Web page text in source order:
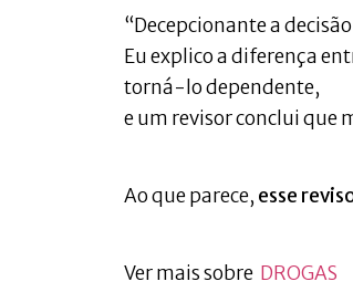
“Decepcionante a
Eu explico a diferença
torná-lo dependente,
e um revisor conclui que
Ao que parece, esse
Ver mais sobre DROGAS